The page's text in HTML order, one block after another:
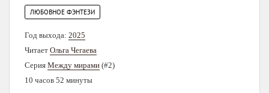
ЛЮБОВНОЕ ФЭНТЕЗИ
Год выхода: 2025
Читает Ольга Чегаева
Серия Между мирами (#2)
10 часов 52 минуты